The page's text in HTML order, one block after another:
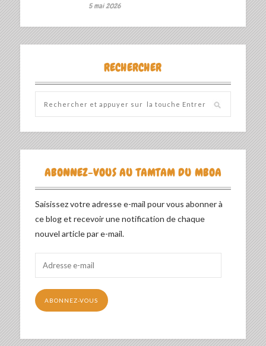
5 mai 2026
RECHERCHER
ABONNEZ-VOUS AU TAMTAM DU MBOA
Saisissez votre adresse e-mail pour vous abonner à
ce blog et recevoir une notification de chaque
nouvel article par e-mail.
mail
ABONNEZ-VOUS